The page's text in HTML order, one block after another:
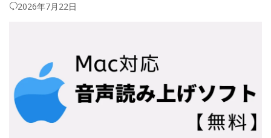
2026年7月22日